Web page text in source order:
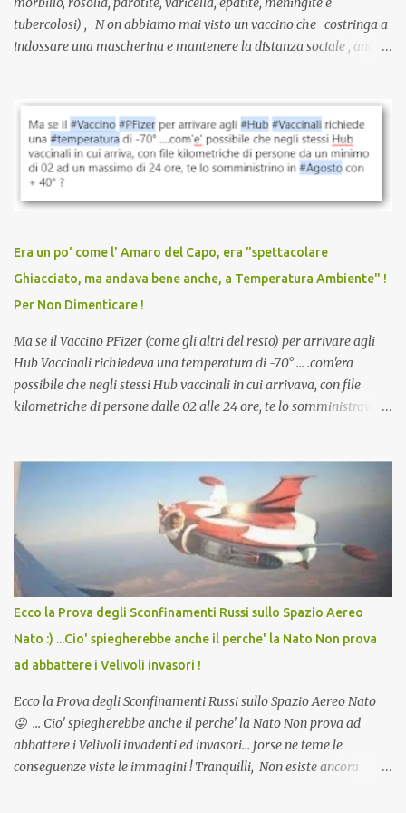
tubercolosi) , N on abbiamo mai visto un vaccino che costringa a
indossare una mascherina e mantenere la distanza sociale , anche
vaccinazione. Non avevamo mai sentito parlare di ricompense,
sconti, incentivi per vaccinarsi. Non avevamo mai visto
discriminazioni per coloro che non l’hanno fatto. Se non sei stato
vaccinato, nessuno aveva prima cercato di farti sentire una
persona cattiva. Non avevamo mai visto un vaccino che minacci le
vaccino usato per minacciare i mezzi di sussistenza, il lavoro o la
scuola. Non avevamo mai visto un vaccino che permettesse a un
dodicenne di ignorare il consenso dei genitori. Dopo tutti i vaccini
che abbiamo elencato sopra...
Era un po' come l' Amaro del Capo, era "spettacolare
Ghiacciato, ma andava bene anche, a Temperatura Ambiente" !
Per Non Dimenticare !
Ma se il Vaccino PFizer (come gli altri del resto) per arrivare agli
Hub Vaccinali richiedeva una temperatura di -70° ... .com'era
possibile che negli stessi Hub vaccinali in cui arrivava, con file
kilometriche di persone dalle 02 alle 24 ore, te lo somministravano
Vaccino come: l' Amaro del Capo, era "spettacolare Ghiacciato, ma
andava bene anche, a Temperatura Ambiente"! Riproponiamo
l'articolo per NON Dimenticare!
Ecco la Prova degli Sconfinamenti Russi sullo Spazio Aereo
Nato :) ...Cio' spiegherebbe anche il perche' la Nato Non prova
ad abbattere i Velivoli invasori !
Ecco la Prova degli Sconfinamenti Russi sullo Spazio Aereo Nato
😛 ... Cio' spiegherebbe anche il perche' la Nato Non prova ad
abbattere i Velivoli invadenti ed invasori... forse ne teme le
conseguenze viste le immagini ! Tranquilli, Non esiste ancora